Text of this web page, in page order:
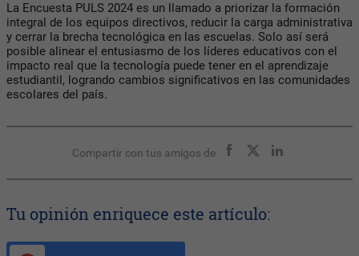
La Encuesta PULS 2024 es un llamado a priorizar la formación
integral de los equipos directivos, reducir la carga administrativa
y cerrar la brecha tecnológica en las escuelas. Solo así será
posible alinear el entusiasmo de los líderes educativos con el
impacto real que la tecnología puede tener en el aprendizaje
estudiantil, logrando cambios significativos en las comunidades
escolares del país.
Compartir con tus amigos de
Tu opinión enriquece este artículo: